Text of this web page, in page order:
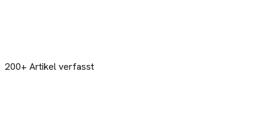
200+ Artikel verfasst